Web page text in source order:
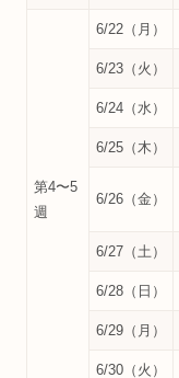
第4〜5
週
6/22（月）
6/23（火）
6/24（水）
6/25（木）
6/26（金）
6/27（土）
6/28（日）
6/29（月）
6/30（火）